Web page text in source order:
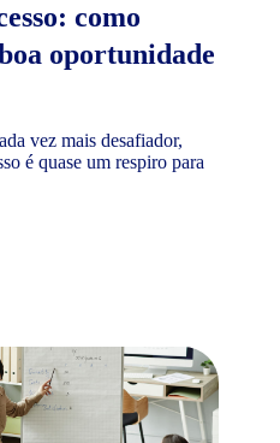
como
oportunidade
vez mais desafiador,
é quase um respiro para